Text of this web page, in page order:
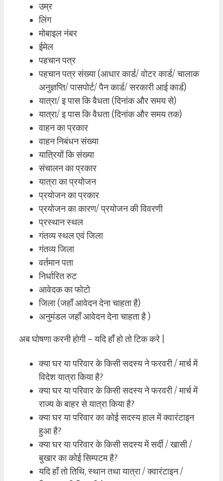
उम्र
लिंग
मोबाइल नंबर
ईमेल
पहचान पत्र
पहचान पत्र संख्या (आधार कार्ड/ वोटर कार्ड/ चालाक
अनुज्ञप्ति/ पासपोर्ट/ पैन कार्ड/ सरकारी आई कार्ड)
यात्रा/ इ पास कि वैधता (दिनांक और समय से)
यात्रा/ इ पास कि वैधता (दिनांक और समय तक)
वाहन का प्रकार
वाहन निबंधन संख्या
यात्रियों कि संख्या
संचालन का प्रकार
यात्रा का प्रयोजन
प्रयोजन का प्रकार
प्रयोजन का कारण/ प्रयोजन की विवरणी
प्रस्थान स्थल
गंतव्य स्थल एवं जिला
गंतव्य जिला
वर्तमान पता
निर्धारित रुट
आवेदक का फोटो
जिला (जहाँ आवेदन देना चाहता है)
अनुमंडल जहाँ आवेदन देना चाहता है )
अब घोषणा करनी होगी – यदि हाँ हो तो टिक करे |
क्या घर या परिवार के किसी सदस्य ने फरवरी / मार्च में
विदेश यात्रा किया है?
क्या घर या परिवार के किसी सदस्य ने फरवरी / मार्च में
राज्य के बाहर से यात्रा किया है?
क्या घर या परिवार का कोई सदस्य हाल में क्वारंटाइन
हुआ है?
क्या घर या परिवार के किसी सदस्य में सर्दी / खासी /
बुखार का कोई सिम्पटम है?
यदि हाँ तो तिथि, स्थान तथा यात्रा / क्वारंटाइन /